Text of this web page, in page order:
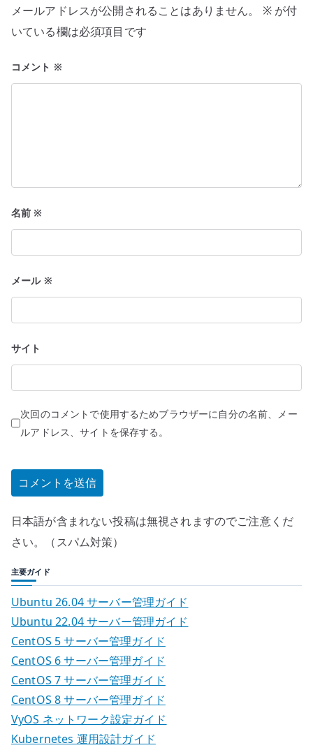
ョ
ン
メールアドレスが公開されることはありません。 ※が付
いている欄は必須項目です
コメント ※
名前※
メール ※
サイト
次回のコメントで使用するためブラウザーに自分の名前、メー
ルアドレス、サイトを保存する。
日本語が含まれない投稿は無視されますのでご注意くだ
さい。（スパム対策）
主要ガイド
Ubuntu 26.04 サーバー管理ガイド
Ubuntu 22.04 サーバー管理ガイド
CentOS 5 サーバー管理ガイド
CentOS 6 サーバー管理ガイド
CentOS 7 サーバー管理ガイド
CentOS 8 サーバー管理ガイド
VyOS ネットワーク設定ガイド
Kubernetes 運用設計ガイド